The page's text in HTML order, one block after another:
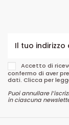
Accetto di
confermo di aver
dati. Clicca per
Puoi annullare
in ciascuna